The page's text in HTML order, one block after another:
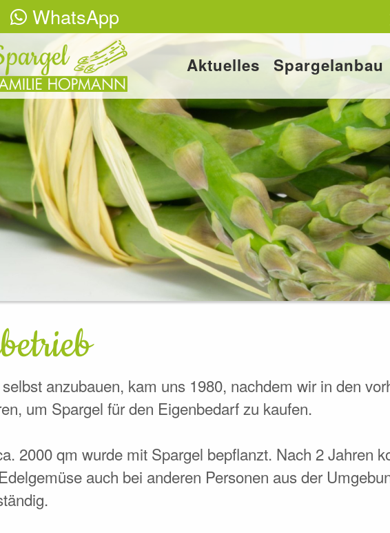
WhatsApp
Aktuelles Spargelanbau
anzubauen, kam uns 1980, nachdem wir in den
um Spargel für den Eigenbedarf zu kaufen.
2000 qm wurde mit Spargel bepflanzt. Nach 2 Jahren
auch bei anderen Personen aus der